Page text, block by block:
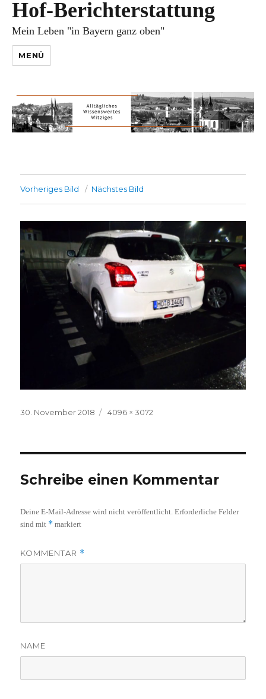
Hof-Berichterstattung
Mein Leben "in Bayern ganz oben"
MENÜ
Vorheriges Bild Nächstes Bild
Veröffentlicht
30. November 2018
Volle
4096 × 3072
Schreibe einen Kommentar
Deine E-Mail-Adresse wird nicht veröffentlicht. Erforderliche Felder
sind mit * markiert
KOMMENTAR *
NAME